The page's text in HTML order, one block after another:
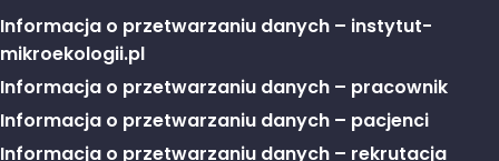
Informacja o przetwarzaniu danych – instytut-
mikroekologii.pl
Informacja o przetwarzaniu danych – pracownik
Informacja o przetwarzaniu danych – pacjenci
Informacja o przetwarzaniu danych – rekrutacja